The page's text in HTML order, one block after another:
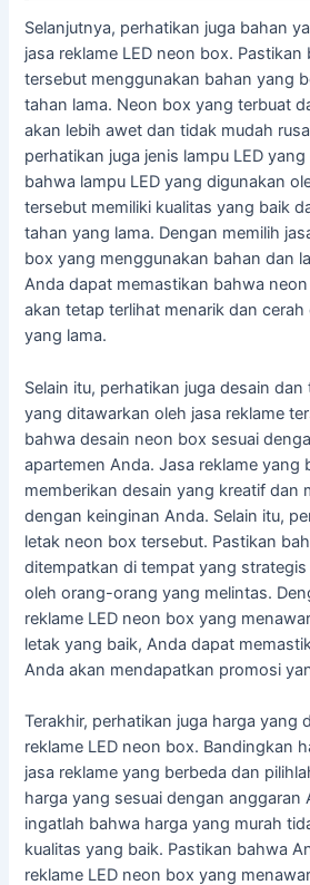
Selanjutnya, perhatikan juga bahan
jasa reklame LED neon box. Pastikan
tersebut menggunakan bahan yang
tahan lama. Neon box yang terbuat
akan lebih awet dan tidak mudah
perhatikan juga jenis lampu LED
bahwa lampu LED yang digunakan
tersebut memiliki kualitas yang baik
tahan yang lama. Dengan memilih
box yang menggunakan bahan dan
Anda dapat memastikan bahwa
akan tetap terlihat menarik dan
yang lama.
Selain itu, perhatikan juga desain
yang ditawarkan oleh jasa reklame
bahwa desain neon box sesuai
apartemen Anda. Jasa reklame yang
memberikan desain yang kreatif dan
dengan keinginan Anda. Selain itu,
letak neon box tersebut. Pastikan
ditempatkan di tempat yang
oleh orang-orang yang melintas.
reklame LED neon box yang
letak yang baik, Anda dapat
Anda akan mendapatkan promosi
Terakhir, perhatikan juga harga yang
reklame LED neon box. Bandingkan
jasa reklame yang berbeda dan
harga yang sesuai dengan anggaran
ingatlah bahwa harga yang murah
kualitas yang baik. Pastikan bahwa
reklame LED neon box yang